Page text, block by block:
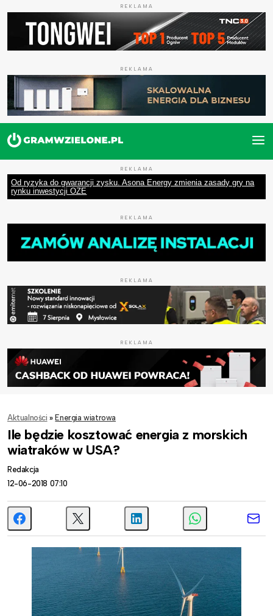
REKLAMA
REKLAMA
REKLAMA
Od ryzyka do gwarancji zysku. Asona Energy zmienia zasady gry na
rynku inwestycji OZE
REKLAMA
REKLAMA
REKLAMA
Aktualności » Energia wiatrowa
Ile będzie kosztować energia z morskich
wiatraków w USA?
Redakcja
12-06-2018 07:10